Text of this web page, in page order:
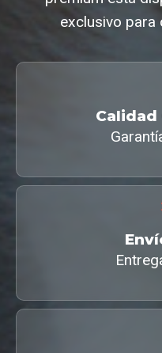
exclusivo para
Calidad